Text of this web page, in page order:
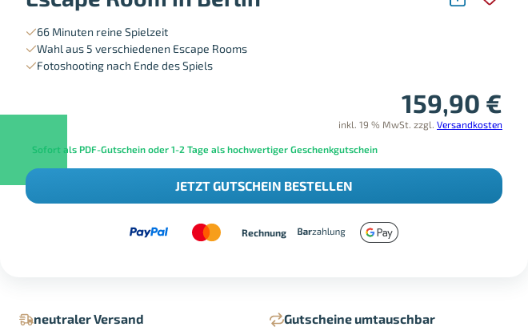
66 Minuten reine Spielzeit
Wahl aus 5 verschiedenen Escape Rooms
Fotoshooting nach Ende des Spiels
159,90 €
inkl. 19 % MwSt. zzgl. Versandkosten
Sofort als PDF-Gutschein oder 1-2 Tage als hochwertiger Geschenkgutschein
JETZT GUTSCHEIN BESTELLEN
Rechnung
neutraler Versand
Gutscheine umtauschbar